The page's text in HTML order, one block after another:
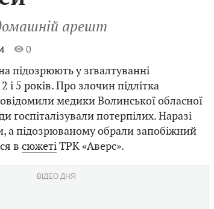
арешт
0
підозрюють у зґвалтуванні
і 5 років. Про злочин підлітка
медики Волинської обласної
госпіталізували потерпілих. Наразі
а підозрюваному обрали запобіжний
в сюжетіТРК «Аверс».
ВІДЕО ДНЯ